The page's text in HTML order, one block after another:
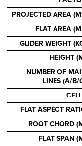
PROJECTED AREA
FLAT AREA
GLIDER WEIGHT
HEIGHT
NUMBER OF
LINES (A/B/
FLAT ASPECT
ROOT CHORD
FLAT SPAN